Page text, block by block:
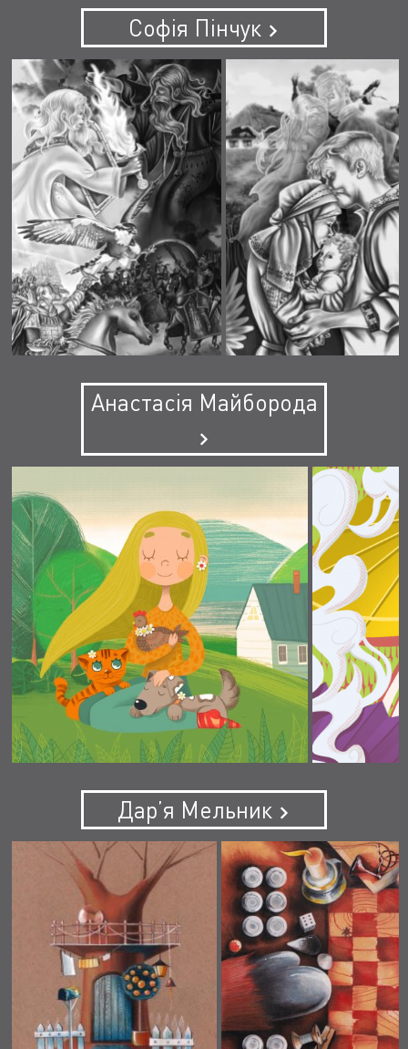
Софія Пінчук
Анастасія Майборода
Дар’я Мельник